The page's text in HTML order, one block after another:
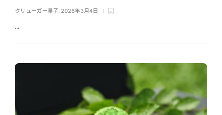
クリューガー量子, 2026年3月4日
...